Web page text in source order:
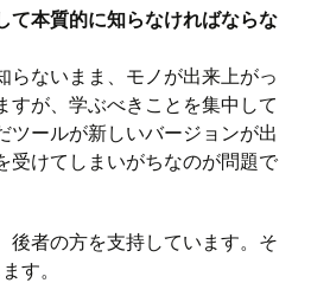
て本質的に知らなければならな
らないまま、モノが出来上がっ
すが、学ぶべきことを集中して
ツールが新しいバージョンが出
受けてしまいがちなのが問題で
後者の方を支持しています。そ
す。